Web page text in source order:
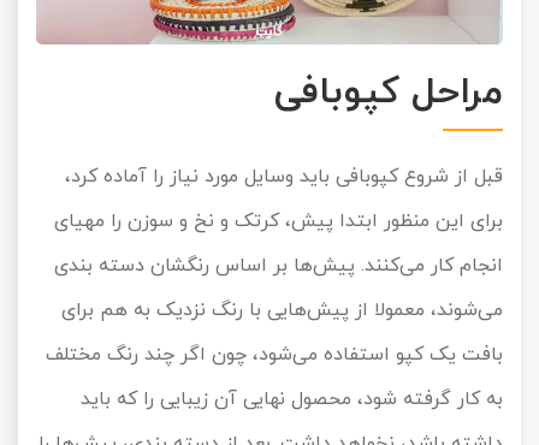
مراحل کپوبافی
قبل از شروع کپوبافی باید وسایل مورد نیاز را آماده کرد،
برای این منظور ابتدا پیش، کرتک و نخ و سوزن را مهیای
انجام کار می‌کنند. پیش‌ها بر اساس رنگشان دسته بندی
می‌شوند، معمولا از پیش‌هایی با رنگ نزدیک به هم برای
بافت یک کپو استفاده می‌شود، چون اگر چند رنگ مختلف
به کار گرفته شود، محصول نهایی آن زیبایی را که باید